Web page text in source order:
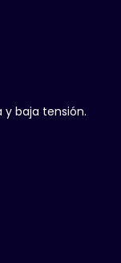
baja tensión.